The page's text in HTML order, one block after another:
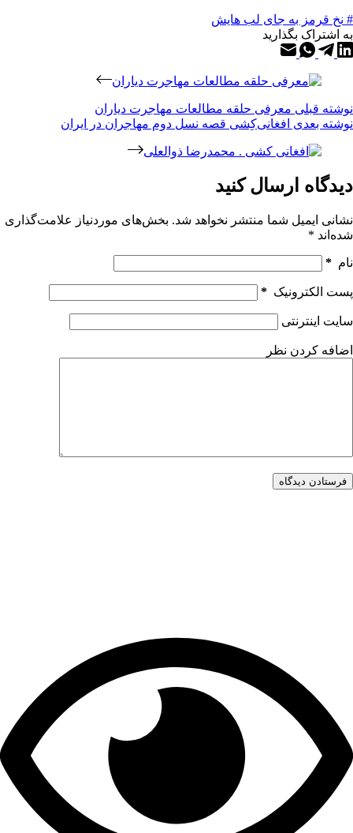
# نخ قرمز به جای لب هایش
به اشتراک بگذارید
نوشته قبلی معرفی حلقه مطالعات مهاجرت دیاران
نوشته بعدی افغانی‌کِشی قصه نسل دوم مهاجران در ایران
دیدگاه ارسال کنید
نشانی ایمیل شما منتشر نخواهد شد. بخش‌های موردنیاز علامت‌گذاری
شده‌اند *
نام *
پست الکترونیک *
سایت اینترنتی
اضافه کردن نظر
فرستادن دیدگاه